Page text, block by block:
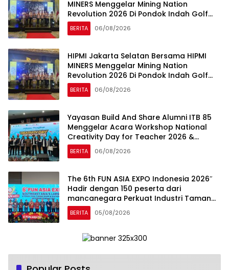
MINERS Menggelar Mining Nation
Revolution 2026 Di Pondok Indah Golf
Jakarta
BERITA 06/08/2026
HIPMI Jakarta Selatan Bersama HIPMI
MINERS Menggelar Mining Nation
Revolution 2026 Di Pondok Indah Golf
Jakarta
BERITA 06/08/2026
Yayasan Build And Share Alumni ITB 85
Menggelar Acara Workshop National
Creativity Day for Teacher 2026 &
Dibuka Resmi Pramono Anung (Gubernur
DKI Jakarta)
BERITA 06/08/2026
The 6th FUN ASIA EXPO Indonesia 2026″
Hadir dengan 150 peserta dari
mancanegara Perkuat Industri Taman
Rekreasi dan Ekosistem Pariwisata di
Tanah Air
BERITA 05/08/2026